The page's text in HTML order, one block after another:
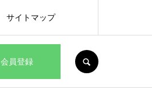
会員登録
サイトマップ